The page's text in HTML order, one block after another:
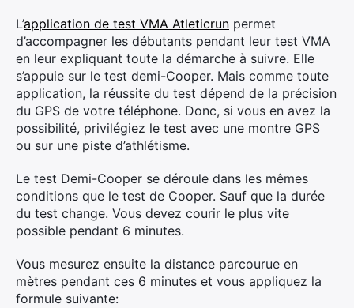
L’application de test VMA Atleticrun permet
d’accompagner les débutants pendant leur test VMA
en leur expliquant toute la démarche à suivre. Elle
s’appuie sur le test demi-Cooper. Mais comme toute
application, la réussite du test dépend de la précision
du GPS de votre téléphone. Donc, si vous en avez la
possibilité, privilégiez le test avec une montre GPS
ou sur une piste d’athlétisme.
Le test Demi-Cooper se déroule dans les mêmes
conditions que le test de Cooper. Sauf que la durée
du test change. Vous devez courir le plus vite
possible pendant 6 minutes.
Vous mesurez ensuite la distance parcourue en
mètres pendant ces 6 minutes et vous appliquez la
formule suivante: